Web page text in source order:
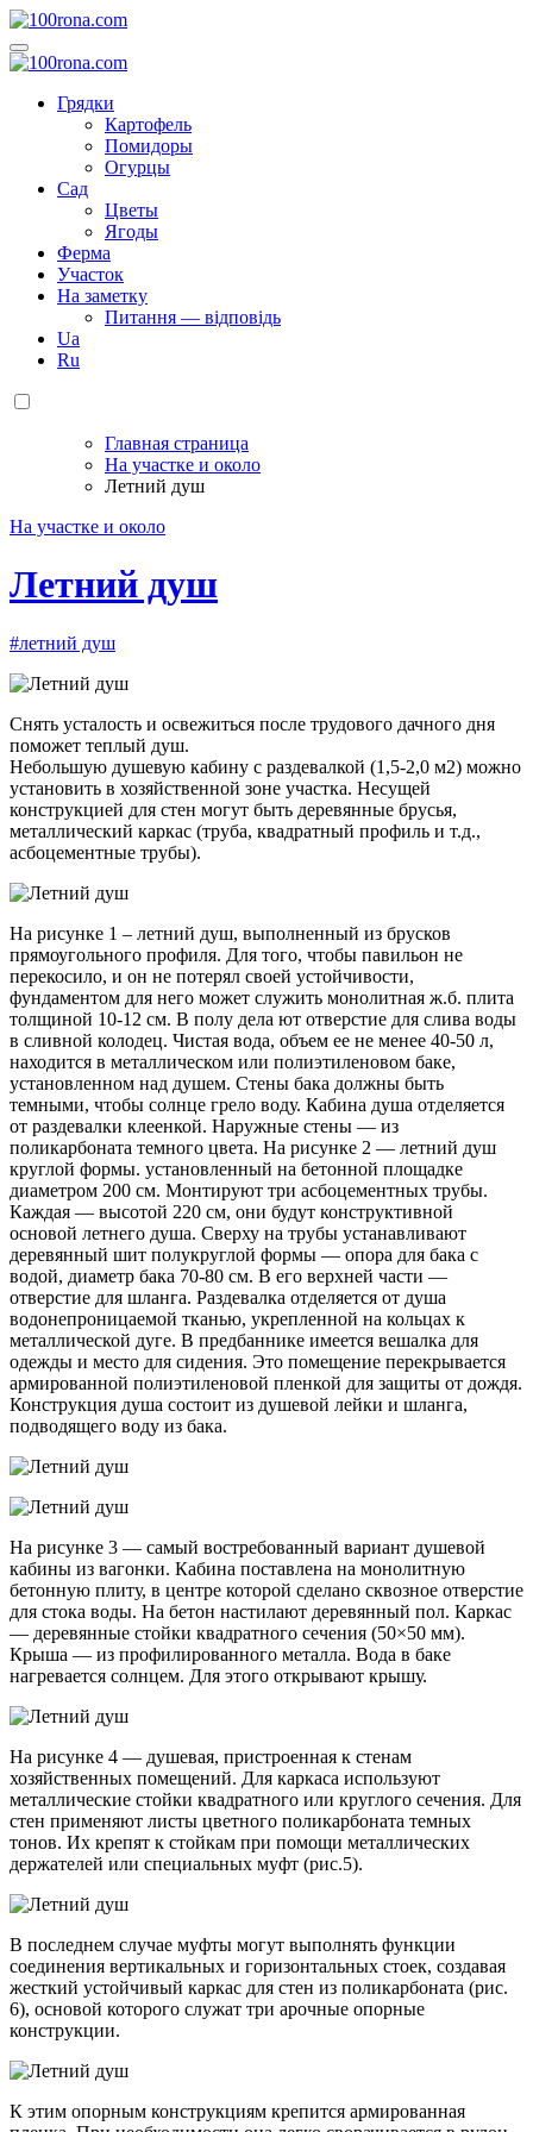
Перейти
к
содержанию
100rona.com
Приусадебный участок. C грядки на стол!
Приусадебный участок. C грядки на стол!
Грядки
Картофель
Помидоры
Огурцы
Сад
Цветы
Ягоды
Ферма
Участок
На заметку
Питання — відповідь
Ua
Ru
Главная страница
На участке и около
Летний душ
На участке и около
Летний душ
#летний душ
Снять усталость и освежиться после трудового дачного дня
поможет теплый душ.
Небольшую душевую кабину с раздевалкой (1,5-2,0 м2) можно
установить в хозяйственной зоне участка. Несущей
конструкцией для стен могут быть деревянные брусья,
металлический каркас (труба, квадратный профиль и т.д.,
асбоцементные трубы).
На рисунке 1 – летний душ, выполненный из брусков
прямоугольного профиля. Для того, чтобы павильон не
перекосило, и он не потерял своей устойчивости,
фундаментом для него может служить монолитная ж.б. плита
толщиной 10-12 см. В полу дела ют отверстие для слива воды
в сливной колодец. Чистая вода, объем ее не менее 40-50 л,
находится в металлическом или полиэтиленовом баке,
установленном над душем. Стены бака должны быть
темными, чтобы солнце грело воду. Кабина душа отделяется
от раздевалки клеенкой. Наружные стены — из
поликарбоната темного цвета. На рисунке 2 — летний душ
круглой формы. установленный на бетонной площадке
диаметром 200 см. Монтируют три асбоцементных трубы.
Каждая — высотой 220 см, они будут конструктивной
основой летнего душа. Сверху на трубы устанавливают
деревянный шит полукруглой формы — опора для бака с
водой, диаметр бака 70-80 см. В его верхней части —
отверстие для шланга. Раздевалка отделяется от душа
водонепроницаемой тканью, укрепленной на кольцах к
металлической дуге. В предбаннике имеется вешалка для
одежды и место для сидения. Это помещение перекрывается
армированной полиэтиленовой пленкой для защиты от дождя.
Конструкция душа состоит из душевой лейки и шланга,
подводящего воду из бака.
На рисунке 3 — самый востребованный вариант душевой
кабины из вагонки. Кабина поставлена на монолитную
бетонную плиту, в центре которой сделано сквозное отверстие
для стока воды. На бетон настилают деревянный пол. Каркас
— деревянные стойки квадратного сечения (50×50 мм).
Крыша — из профилированного металла. Вода в баке
нагревается солнцем. Для этого открывают крышу.
На рисунке 4 — душевая, пристроенная к стенам
хозяйственных помещений. Для каркаса используют
металлические стойки квадратного или круглого сечения. Для
стен применяют листы цветного поликарбоната темных
тонов. Их крепят к стойкам при помощи металлических
держателей или специальных муфт (рис.5).
В последнем случае муфты могут выполнять функции
соединения вертикальных и горизонтальных стоек, создавая
жесткий устойчивый каркас для стен из поликарбоната (рис.
6), основой которого служат три арочные опорные
конструкции.
К этим опорным конструкциям крепится армированная